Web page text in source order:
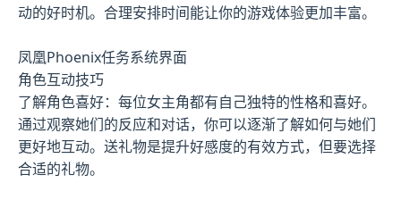
动的好时机。合理安排时间能让你的游戏体验更加丰富。
凤凰Phoenix任务系统界面
角色互动技巧
了解角色喜好：每位女主角都有自己独特的性格和喜好。
通过观察她们的反应和对话，你可以逐渐了解如何与她们
更好地互动。送礼物是提升好感度的有效方式，但要选择
合适的礼物。